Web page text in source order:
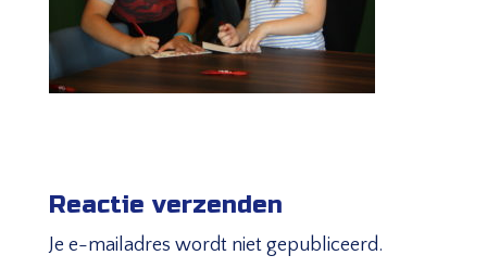
Reactie verzenden
Je e-mailadres wordt niet gepubliceerd.